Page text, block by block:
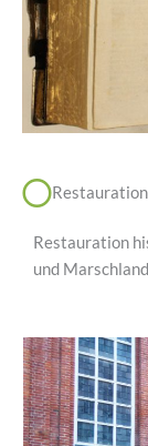
Restauration
und